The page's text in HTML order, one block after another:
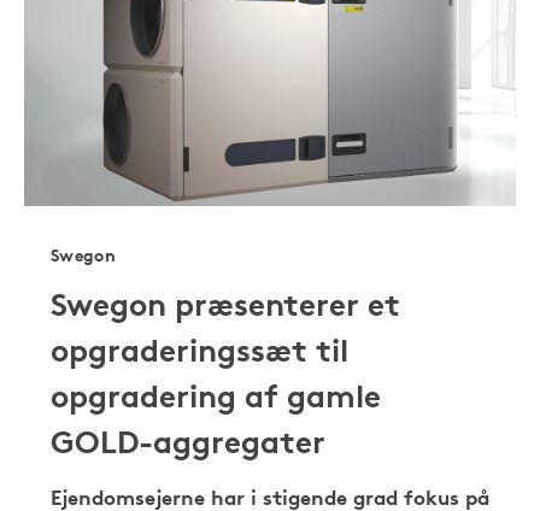
Swegon
Swegon præsenterer et
opgraderingssæt til
opgradering af gamle
GOLD-aggregater
Ejendomsejerne har i stigende grad fokus på